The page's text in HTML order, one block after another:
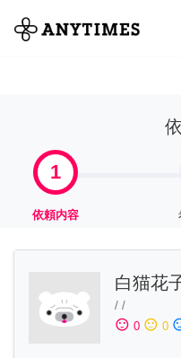
全て
1
依頼内容
白猫花
/ /
sentiment_satisfied 0 sentiment_neutral 0